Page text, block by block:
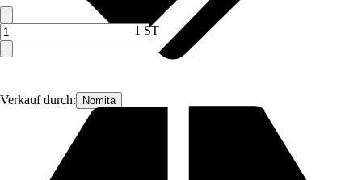
Verkauf durch: Nomita
1 ST